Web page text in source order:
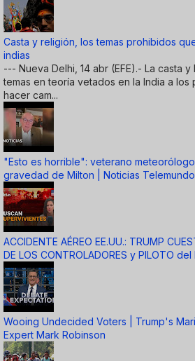
Casta y religión, los temas prohibidos
indias
--- Nueva Delhi, 14 abr (EFE).- La casta
temas en teoría vetados en la India a los
hacer cam...
"Esto es horrible": veterano
gravedad de Milton | Noticias Telemundo
ACCIDENTE AÉREO EE.UU.: TRUMP
DE LOS CONTROLADORES y PILOTO del
Wooing Undecided Voters | Trump's
Expert Mark Robinson